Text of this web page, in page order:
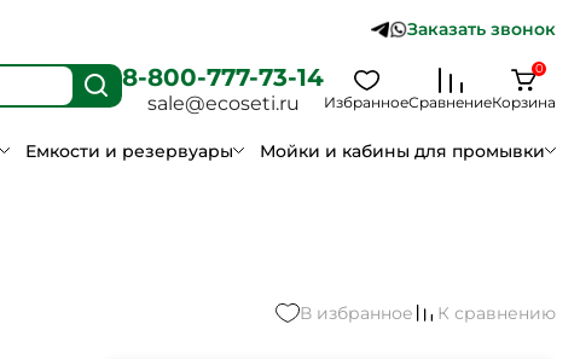
Заказать звонок
8-800-777-73-14
sale@ecoseti.ru ИзбранноеСравнениеКорзина
0
Емкости и резервуары Мойки и кабины для промывки
В избранное К сравнению